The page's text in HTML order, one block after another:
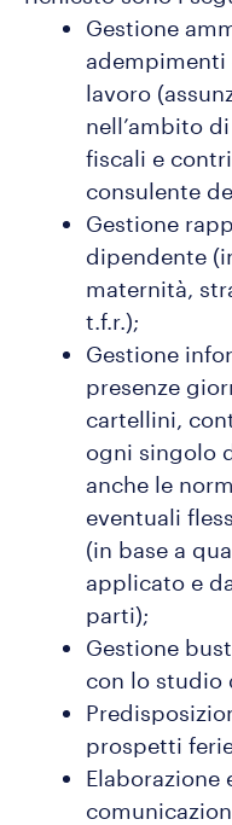
Gestione
adempimenti
lavoro
nell’ambito
fiscali e
consulente
Gestione
dipendente
maternità,
t.f.r.);
Gestione
presenze
cartellini,
ogni singolo
anche le
eventuali
(in base a
applicato e
parti);
Gestione
con lo studio
prospetti
Elaborazione